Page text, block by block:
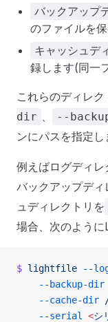
バックアップ
のファイルを保
キャッシュデ
録します(同一
これらのディレク
dir 、 --
ンにパスを指定し
例えばログディレ
バックアップディ
ュディレクトリを
場合、次のように
$ lightfile --
    --backup-dir
    --cache-dir
    --serial
<シ